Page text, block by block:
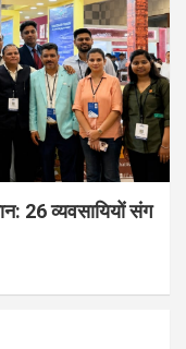
26 व्यवसायियों संग